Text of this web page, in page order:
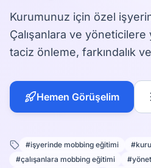
Kurumunuz için özel
Çalışanlara ve
taciz önleme, farkındalık
Hemen Görüşelim
#işyerinde mobbing eğitimi
#çalışanlara mobbing eğitimi